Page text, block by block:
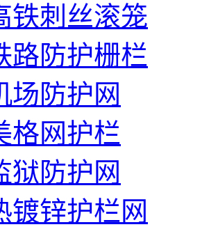
铁刺丝滚笼
路防护栅栏
场防护网
格网护栏
狱防护网
镀锌护栏网